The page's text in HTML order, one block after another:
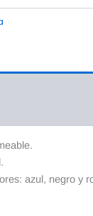
azul, negro y